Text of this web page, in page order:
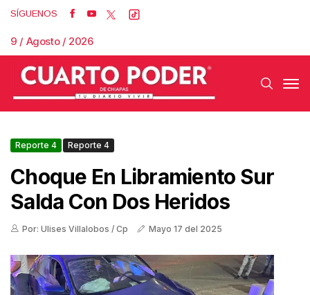
SÍGUENOS
9 / Agosto / 2026
Reporte 4 Reporte 4
Choque En Libramiento Sur
Salda Con Dos Heridos
Por: Ulises Villalobos / Cp Mayo 17 del 2025